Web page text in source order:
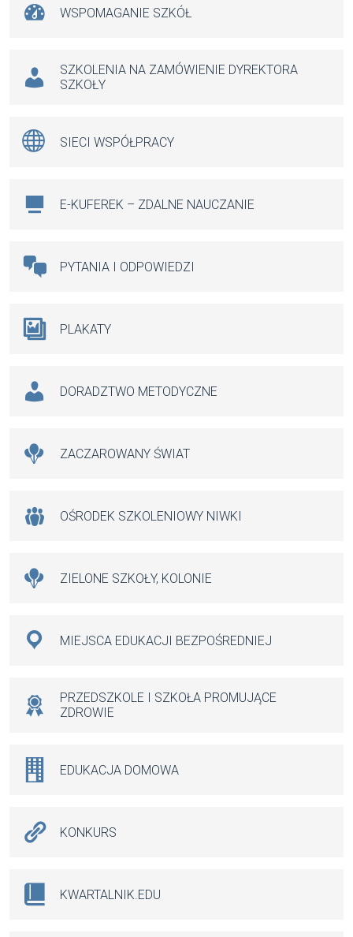
WSPOMAGANIE SZKÓŁ
SZKOLENIA NA ZAMÓWIENIE DYREKTORA
SZKOŁY
SIECI WSPÓŁPRACY
E-KUFEREK – ZDALNE NAUCZANIE
PYTANIA I ODPOWIEDZI
PLAKATY
DORADZTWO METODYCZNE
ZACZAROWANY ŚWIAT
OŚRODEK SZKOLENIOWY NIWKI
ZIELONE SZKOŁY, KOLONIE
MIEJSCA EDUKACJI BEZPOŚREDNIEJ
PRZEDSZKOLE I SZKOŁA PROMUJĄCE
ZDROWIE
EDUKACJA DOMOWA
KONKURS
KWARTALNIK.EDU